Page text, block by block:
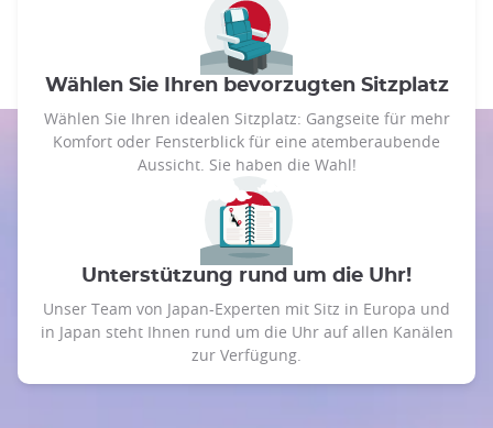
Wählen Sie Ihren bevorzugten Sitzplatz
Wählen Sie Ihren idealen Sitzplatz: Gangseite für mehr
Komfort oder Fensterblick für eine atemberaubende
Aussicht. Sie haben die Wahl!
Unterstützung rund um die Uhr!
Unser Team von Japan-Experten mit Sitz in Europa und
in Japan steht Ihnen rund um die Uhr auf allen Kanälen
zur Verfügung.